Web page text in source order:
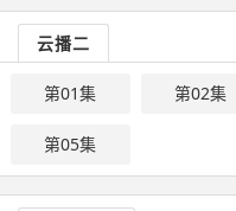
云播二
第01集 第02集
第05集